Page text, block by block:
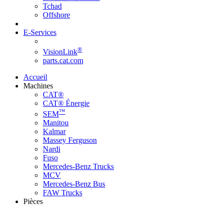
Tchad
Offshore
E-Services
VisionLink®
parts.cat.com
Accueil
Machines
CAT®
CAT® Énergie
SEM™
Manitou
Kalmar
Massey Ferguson
Nardi
Fuso
Mercedes-Benz Trucks
MCV
Mercedes-Benz Bus
FAW Trucks
Pièces